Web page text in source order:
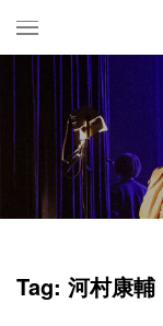
HOME
インタビュー
Tag: 河村康輔